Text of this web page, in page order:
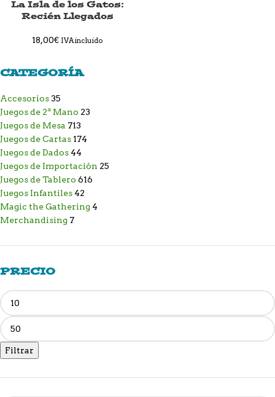
CATEGORÍA
Accesorios35
Juegos de 2ª Mano 23
Juegos de Mesa 713
Juegos de Cartas 174
Juegos de Dados 44
Juegos de Importación 25
Juegos de Tablero 616
Juegos Infantiles 42
Magic the Gathering 4
Merchandising 7
PRECIO
Filtrar
La Isla de los Gatos:
Recién Llegados
18,00€ IVA incluido